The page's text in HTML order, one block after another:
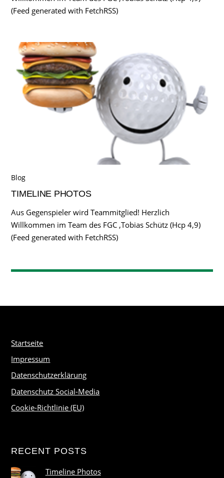
(Feed generated with FetchRSS)
Blog
TIMELINE PHOTOS
Aus Gegenspieler wird Teammitglied! Herzlich
Willkommen im Team des FGC ,Tobias Schütz (Hcp 4,9)
(Feed generated with FetchRSS)
Startseite
Impressum
Datenschutzerklärung
Datenschutz Social-Media
Cookie-Richtlinie (EU)
RECENT POSTS
Timeline Photos